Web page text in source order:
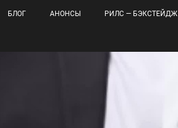
БЛОГ АНОНСЫ РИЛС — БЭКСТЕЙДЖ